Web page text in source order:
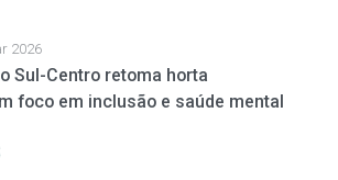
2026
Sul-Centro retoma horta
foco em inclusão e saúde mental